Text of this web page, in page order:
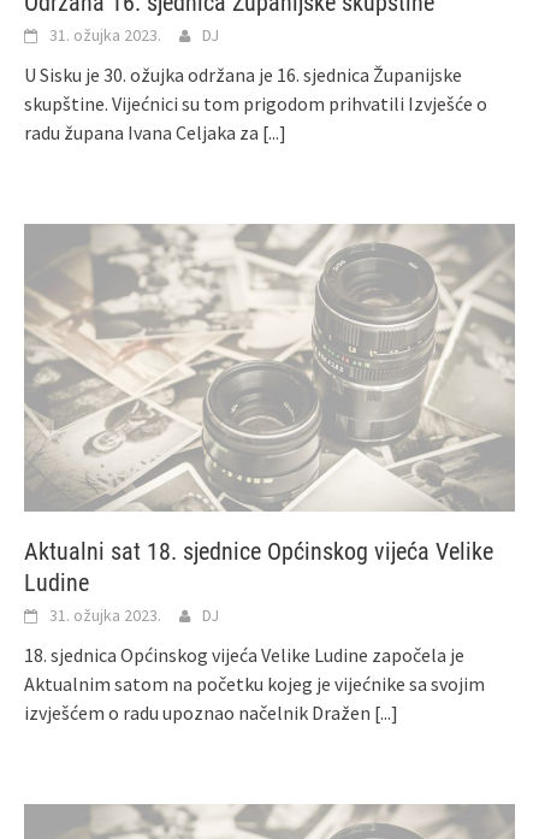
31. ožujka 2023. DJ
U Sisku je 30. ožujka održana je 16. sjednica Županijske
skupštine. Vijećnici su tom prigodom prihvatili Izvješće o
radu župana Ivana Celjaka za [...]
Aktualni sat 18. sjednice Općinskog vijeća Velike
Ludine
31. ožujka 2023. DJ
18. sjednica Općinskog vijeća Velike Ludine započela je
Aktualnim satom na početku kojeg je vijećnike sa svojim
izvješćem o radu upoznao načelnik Dražen [...]